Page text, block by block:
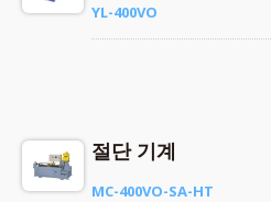
YL-400VO
절단 기계
MC-400VO-SA-HT